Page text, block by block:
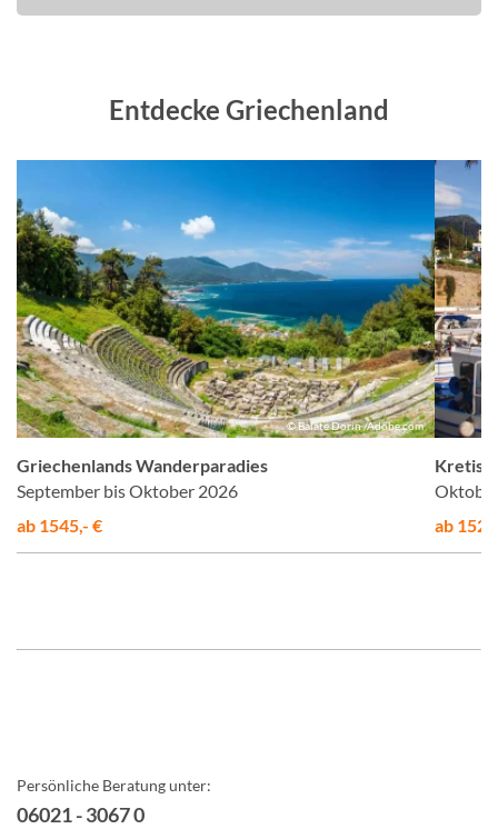
Entdecke Griechenland
© Balate Dorin /Adobe.com
Griechenlands Wanderparadies
September bis Oktober 2026
ab 1545,- €
ab
Persönliche Beratung unter:
06021 - 3067 0